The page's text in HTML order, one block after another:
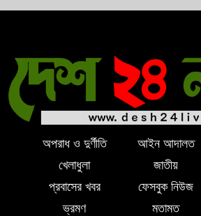
করলেন জামায়াত
সাকিবের
আলোচনায়
বিএনপির প্রতি
নিপীড়নের
যুক্তরাষ্ট্রের নতুন
অপরাধ ও দুর্ণীতি আইন আদালত
খেলাধুলা
জাতীয়
প্রবাসের খবর
ফেসবুক নিউজ
ভ্রমণ
মতামত